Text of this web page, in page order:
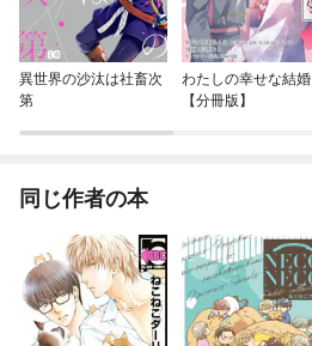
異世界の沙汰は社畜次
第
わたしの幸せな結婚
【分冊版】
同じ作者の本